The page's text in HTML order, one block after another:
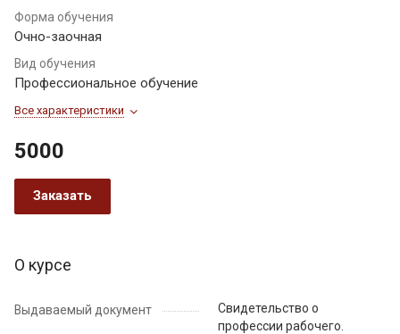
Форма обучения
Очно-заочная
Вид обучения
Профессиональное обучение
Все характеристики
5000
Заказать
О курсе
Выдаваемый документ
Свидетельство о
профессии рабочего.